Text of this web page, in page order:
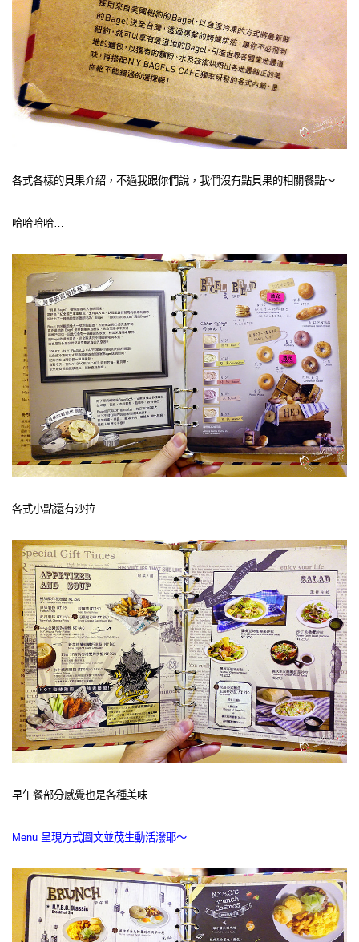
各式各樣的貝果介紹，不過我跟你們說，我們沒有點貝果的相關餐點～
哈哈哈哈…
各式小點還有沙拉
早午餐部分感覺也是各種美味
Menu 呈現方式圖文並茂生動活潑耶～